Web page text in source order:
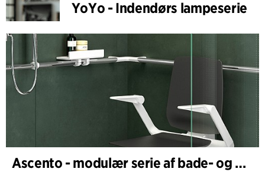
YoYo - Indendørs lampeserie
Ascento - modulær serie af bade- og brusestole